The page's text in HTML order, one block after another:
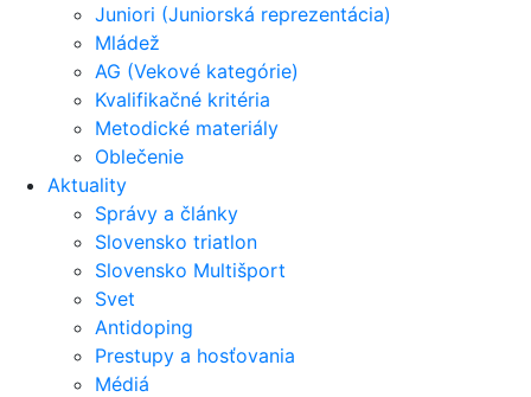
Juniori (Juniorská reprezentácia)
Mládež
AG (Vekové kategórie)
Kvalifikačné kritéria
Metodické materiály
Oblečenie
Aktuality
Správy a články
Slovensko triatlon
Slovensko Multišport
Svet
Antidoping
Prestupy a hosťovania
Médiá